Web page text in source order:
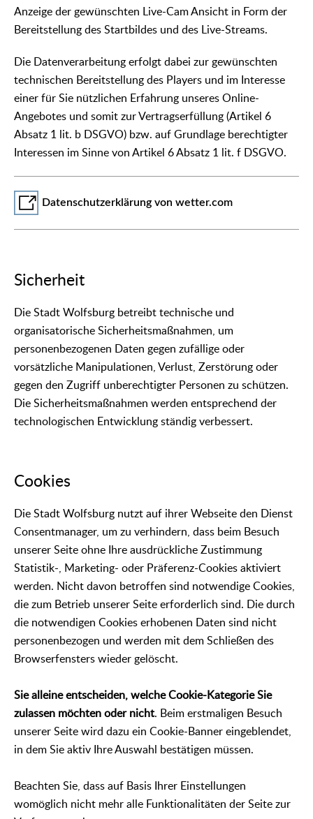
Anzeige der gewünschten Live-Cam Ansicht in Form der
Bereitstellung des Startbildes und des Live-Streams.
Die Datenverarbeitung erfolgt dabei zur gewünschten
technischen Bereitstellung des Players und im Interesse
einer für Sie nützlichen Erfahrung unseres Online-
Angebotes und somit zur Vertragserfüllung (Artikel 6
Absatz 1 lit. b DSGVO) bzw. auf Grundlage berechtigter
Interessen im Sinne von Artikel 6 Absatz 1 lit. f DSGVO.
Datenschutzerklärung von wetter.com
Sicherheit
Die Stadt Wolfsburg betreibt technische und
organisatorische Sicherheitsmaßnahmen, um
personenbezogenen Daten gegen zufällige oder
vorsätzliche Manipulationen, Verlust, Zerstörung oder
gegen den Zugriff unberechtigter Personen zu schützen.
Die Sicherheitsmaßnahmen werden entsprechend der
technologischen Entwicklung ständig verbessert.
Cookies
Die Stadt Wolfsburg nutzt auf ihrer Webseite den Dienst
Consentmanager, um zu verhindern, dass beim Besuch
unserer Seite ohne Ihre ausdrückliche Zustimmung
Statistik-, Marketing- oder Präferenz-Cookies aktiviert
werden. Nicht davon betroffen sind notwendige Cookies,
die zum Betrieb unserer Seite erforderlich sind. Die durch
die notwendigen Cookies erhobenen Daten sind nicht
personenbezogen und werden mit dem Schließen des
Browserfensters wieder gelöscht.
Sie alleine entscheiden, welche Cookie-Kategorie Sie
zulassen möchten oder nicht. Beim erstmaligen Besuch
unserer Seite wird dazu ein Cookie-Banner eingeblendet,
in dem Sie aktiv Ihre Auswahl bestätigen müssen.
Beachten Sie, dass auf Basis Ihrer Einstellungen
womöglich nicht mehr alle Funktionalitäten der Seite zur